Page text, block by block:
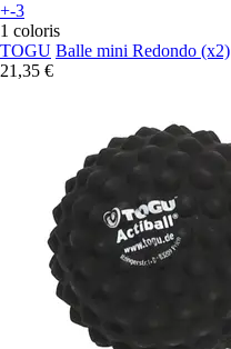
+-3
1 coloris
TOGU Balle mini Redondo (x2)
21,35 €